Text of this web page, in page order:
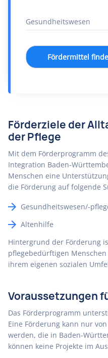
Fördermittel
Förderziele der
der Pflege
Mit dem Förderprogramm
Integration Baden-
Menschen eine
die Förderung auf folgende
Gesundheitswesen/-
Altenhilfe
Hintergrund der Förderung
pflegebedürftigen
ihrem eigenen sozialen
Voraussetzungen
Das Förderprogramm
Eine Förderung kann nur
werden, die in Baden-
können keine Projekte im